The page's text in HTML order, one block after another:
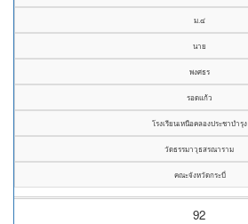
ม.๔
นาย
พงศธร
รอดแก้ว
โรงเรียนเหนือคลองประชาบำรุง
วัดธรรมาวุธสรณาราม
คณะจังหวัดกระบี่
92